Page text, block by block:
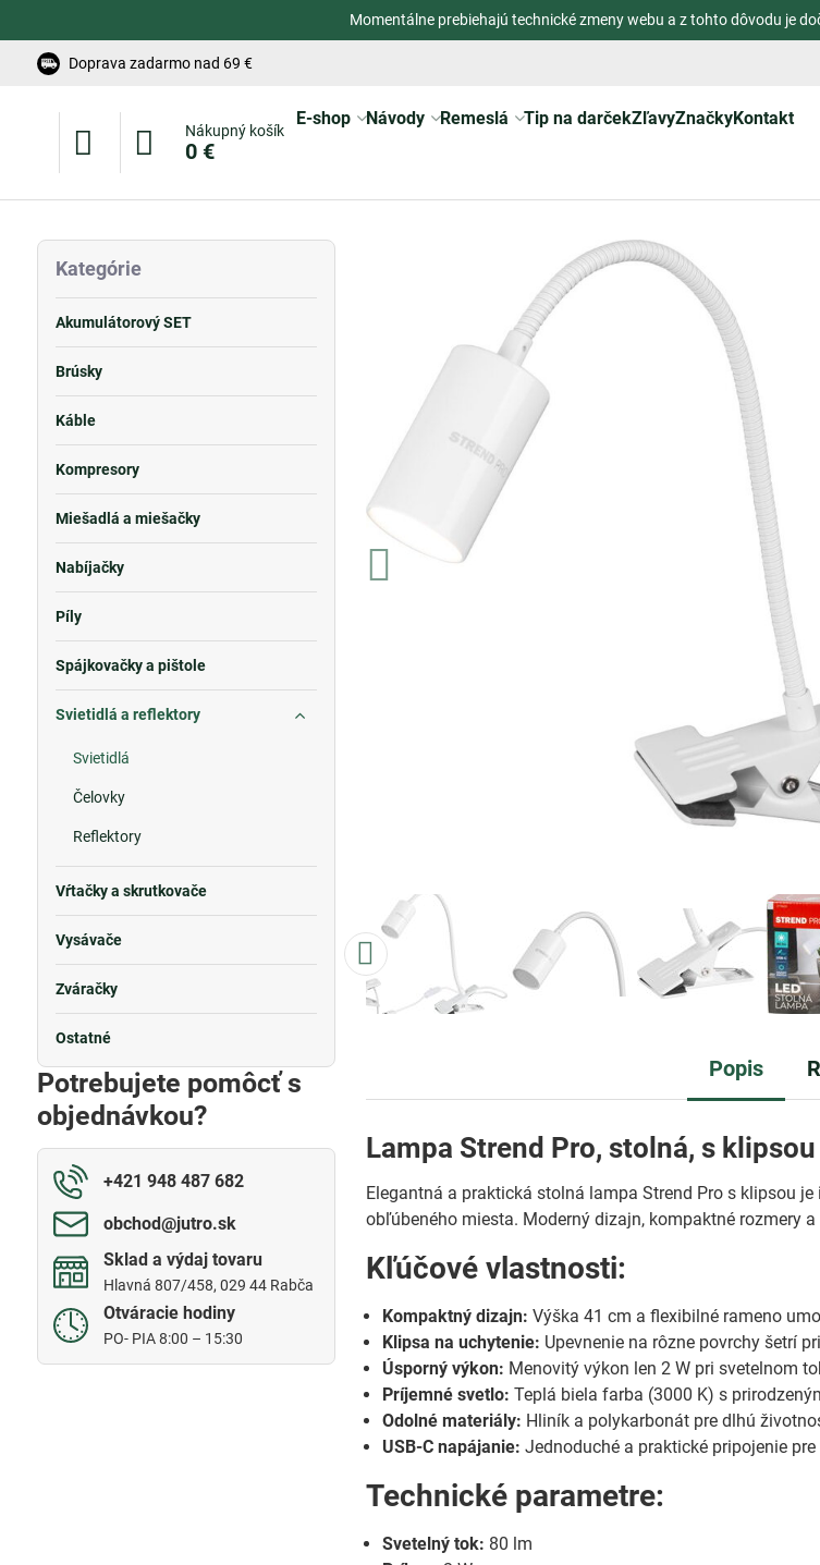
Momentálne prebiehajú technické zmeny webu a z tohto dôvodu je
Doprava zadarmo nad 69 €
Nákupný košík
0 €
E-shop Návody Remeslá Tip na darčekZľavyZnačkyKontakt
Popis
Lampa Strend Pro, stolná, s
Elegantná a praktická stolná lampa Strend Pro s klipsou
obľúbeného miesta. Moderný dizajn, kompaktné rozmery
Kľúčové vlastnosti:
Kompaktný dizajn: Výška 41 cm a flexibilné rameno
Klipsa na uchytenie: Upevnenie na rôzne povrchy šetrí
Úsporný výkon: Menovitý výkon len 2 W pri svetelnom
Príjemné svetlo: Teplá biela farba (3000 K) s
Odolné materiály: Hliník a polykarbonát pre dlhú
USB-C napájanie: Jednoduché a praktické pripojenie
Technické parametre:
Svetelný tok: 80 lm
Kategórie
Akumulátorový SET
Brúsky
Káble
Kompresory
Miešadlá a miešačky
Nabíjačky
Píly
Spájkovačky a pištole
Svietidlá a reflektory
Svietidlá
Čelovky
Reflektory
Vŕtačky a skrutkovače
Vysávače
Zváračky
Ostatné
Potrebujete pomôcť s
objednávkou?
+421 948 487 682
obchod​@jutro​.sk
Sklad a výdaj tovaru
Hlavná 807/458, 029 44 Rabča
Otváracie hodiny
PO- PIA 8:00 – 15:30